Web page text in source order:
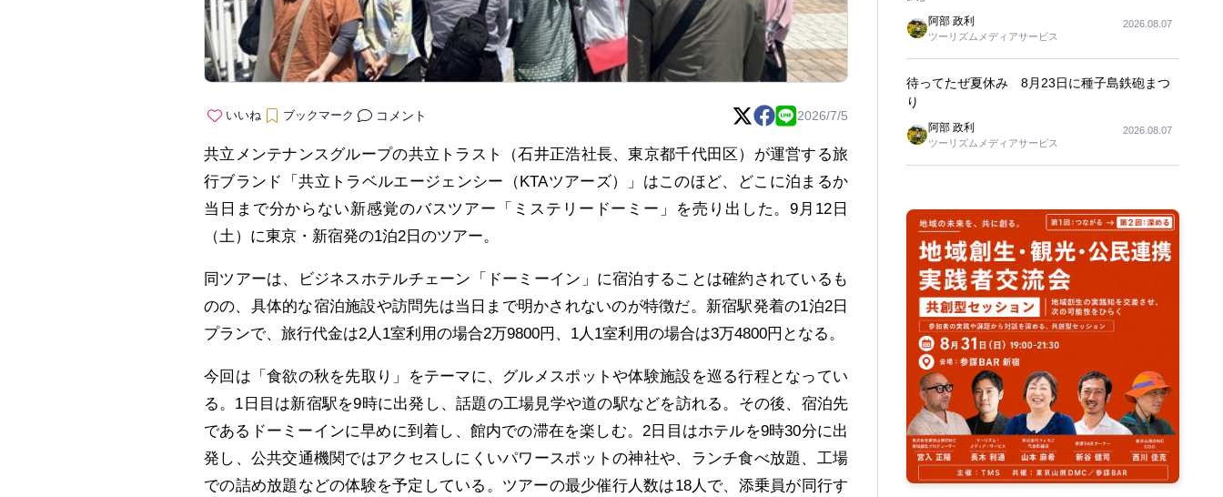
いいね ブックマーク コメント 2026/7/5
共立メンテナンスグループの共立トラスト（石井正浩社長、東京都千代田区）が運営する旅
行ブランド「共立トラベルエージェンシー（KTAツアーズ）」はこのほど、どこに泊まるか
当日まで分からない新感覚のバスツアー「ミステリードーミー」を売り出した。9月12日
（土）に東京・新宿発の1泊2日のツアー。
同ツアーは、ビジネスホテルチェーン「ドーミーイン」に宿泊することは確約されているも
のの、具体的な宿泊施設や訪問先は当日まで明かされないのが特徴だ。新宿駅発着の1泊2日
プランで、旅行代金は2人1室利用の場合2万9800円、1人1室利用の場合は3万4800円となる。
今回は「食欲の秋を先取り」をテーマに、グルメスポットや体験施設を巡る行程となってい
る。1日目は新宿駅を9時に出発し、話題の工場見学や道の駅などを訪れる。その後、宿泊先
であるドーミーインに早めに到着し、館内での滞在を楽しむ。2日目はホテルを9時30分に出
発し、公共交通機関ではアクセスしにくいパワースポットの神社や、ランチ食べ放題、工場
での詰め放題などの体験を予定している。ツアーの最少催行人数は18人で、添乗員が同行す
阿部 政利
ツーリズムメディアサービス
2026.08.07
待ってたぜ夏休み 8月23日に種子島鉄砲まつ
り
阿部 政利
ツーリズムメディアサービス
2026.08.07